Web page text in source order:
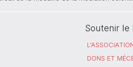
Soutenir le
DONS ET